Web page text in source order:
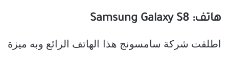
هاتف: Samsung Galaxy S8
اطلقت شركة سامسونج هذا الهاتف الرائع وبه ميزة